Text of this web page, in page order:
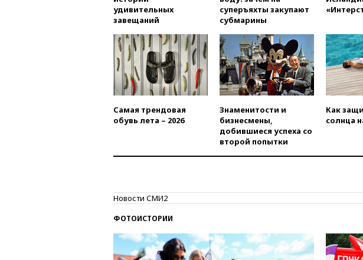
удивительных
завещаний
суперъяхты закупают
субмарины
Самая трендовая
обувь лета – 2026
Знаменитости и
бизнесмены,
добившиеся успеха со
второй попытки
Как
солнца
Новости СМИ2
ФОТОИСТОРИИ